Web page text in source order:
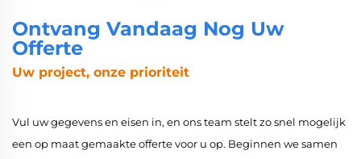
Ontvang Vandaag Nog Uw
Offerte
Uw project, onze prioriteit
Vul uw gegevens en eisen in, en ons team stelt zo snel mogelijk
een op maat gemaakte offerte voor u op. Beginnen we samen